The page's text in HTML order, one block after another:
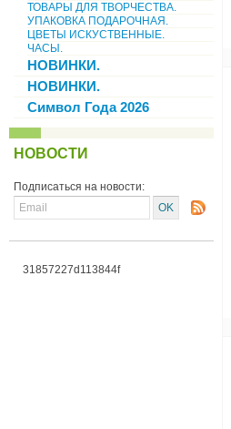
ТОВАРЫ ДЛЯ ТВОРЧЕСТВА.
УПАКОВКА ПОДАРОЧНАЯ.
ЦВЕТЫ ИСКУСТВЕННЫЕ.
ЧАСЫ.
НОВИНКИ.
НОВИНКИ.
Символ Года 2026
НОВОСТИ
Подписаться на новости:
31857227d113844f